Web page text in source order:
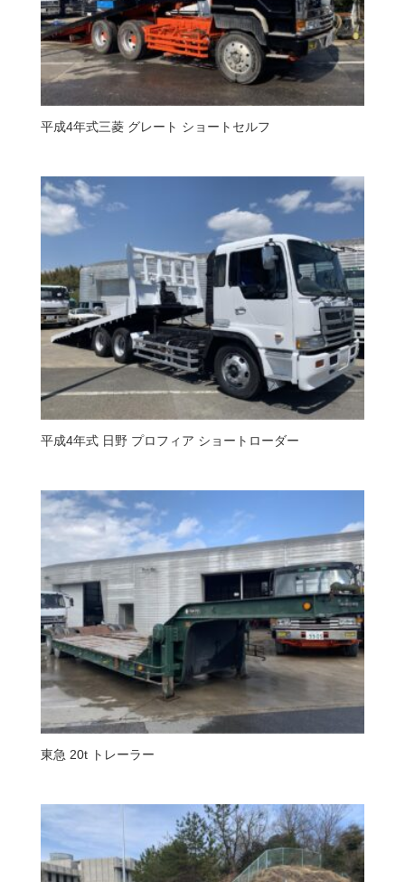
平成4年式三菱 グレート ショートセルフ
平成4年式 日野 プロフィア ショートローダー
東急 20t トレーラー